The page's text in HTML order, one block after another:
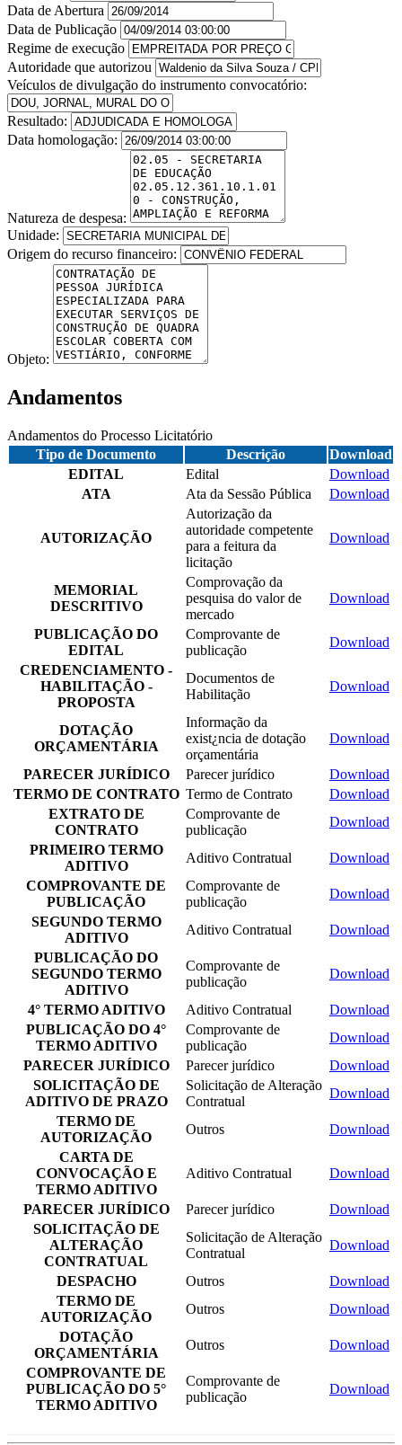
Data de Abertura
Data de Publicação
Regime de execução
Autoridade que autorizou
Veículos de divulgação do instrumento convocatório:
Resultado:
Data homologação:
Natureza de despesa:
Unidade:
Origem do recurso financeiro:
Objeto:
Andamentos
Andamentos do Processo Licitatório
Tipo de Documento
Descrição
Download
EDITAL
Edital
Download
ATA
Ata da Sessão Pública Download
AUTORIZAÇÃO
Autorização da
autoridade competente
para a feitura da
licitação
Download
MEMORIAL
DESCRITIVO
Comprovação da
pesquisa do valor de
mercado
Download
PUBLICAÇÃO DO
EDITAL
Comprovante de
publicação
Download
CREDENCIAMENTO -
HABILITAÇÃO -
PROPOSTA
Documentos de
Habilitação
Download
DOTAÇÃO
ORÇAMENTÁRIA
Informação da
exist¿ncia de dotação
orçamentária
Download
PARECER JURÍDICO Parecer jurídico
Download
TERMO DE CONTRATO Termo de Contrato
Download
EXTRATO DE
CONTRATO
Comprovante de
publicação
Download
PRIMEIRO TERMO
ADITIVO
Aditivo Contratual
Download
COMPROVANTE DE
PUBLICAÇÃO
Comprovante de
publicação
Download
SEGUNDO TERMO
ADITIVO
Aditivo Contratual
Download
PUBLICAÇÃO DO
SEGUNDO TERMO
ADITIVO
Comprovante de
publicação
Download
4° TERMO ADITIVO Aditivo Contratual
Download
PUBLICAÇÃO DO 4°
TERMO ADITIVO
Comprovante de
publicação
Download
PARECER JURÍDICO
Parecer jurídico
Download
SOLICITAÇÃO DE
ADITIVO DE PRAZO
Solicitação de Alteração
Contratual
Download
TERMO DE
AUTORIZAÇÃO
Outros
Download
CARTA DE
CONVOCAÇÃO E
TERMO ADITIVO
Aditivo Contratual Download
PARECER JURÍDICO Parecer jurídico
Download
SOLICITAÇÃO DE
ALTERAÇÃO
CONTRATUAL
Solicitação de Alteração
Contratual
Download
DESPACHO Outros
Download
TERMO DE
AUTORIZAÇÃO
Outros
Download
DOTAÇÃO
ORÇAMENTÁRIA
Outros
Download
COMPROVANTE DE
PUBLICAÇÃO DO 5°
TERMO ADITIVO
Comprovante de
publicação
Download